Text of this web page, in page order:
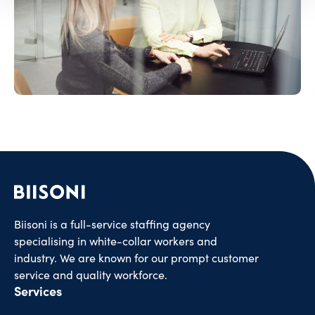
Biisoni is a full-service staffing agency
specialising in white-collar workers and
industry. We are known for our prompt customer
service and quality workforce.
Services